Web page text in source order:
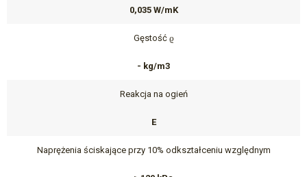
0,035 W/mK
Gęstość ϱ
- kg/m3
Reakcja na ogień
E
Naprężenia ściskające przy 10% odkształceniu względnym